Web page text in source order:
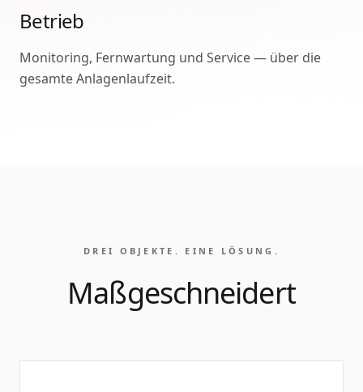
Betrieb
Monitoring, Fernwartung und Service — über die
gesamte Anlagenlaufzeit.
DREI OBJEKTE. EINE LÖSUNG.
Maßgeschneidert